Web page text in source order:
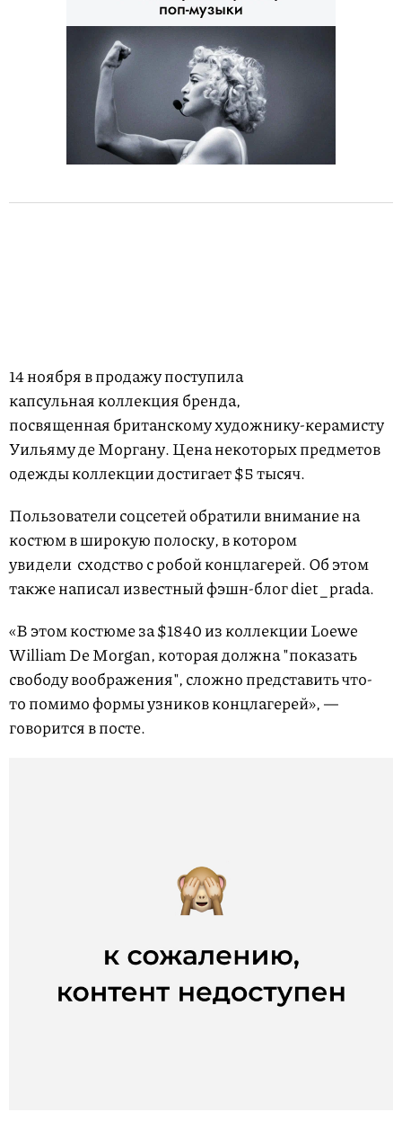
14 ноября в продажу поступила
капсульная коллекция бренда,
посвященная британскому художнику-керамисту
Уильяму де Моргану. Цена некоторых предметов
одежды коллекции достигает $5 тысяч.
Пользователи соцсетей обратили внимание на
костюм в широкую полоску, в котором
увидели сходство с робой концлагерей. Об этом
также написал известный фэшн-блог diet_prada.
«В этом костюме за $1840 из коллекции Loewe
William De Morgan, которая должна "показать
свободу воображения", сложно представить что-
то помимо формы узников концлагерей», —
говорится в посте.